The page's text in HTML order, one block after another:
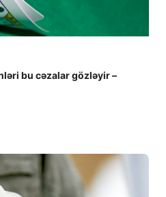
bu cəzalar gözləyir –